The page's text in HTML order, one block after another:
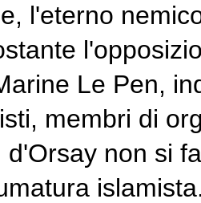
l'eterno
Le Pen,
membri di
d'Orsay non si